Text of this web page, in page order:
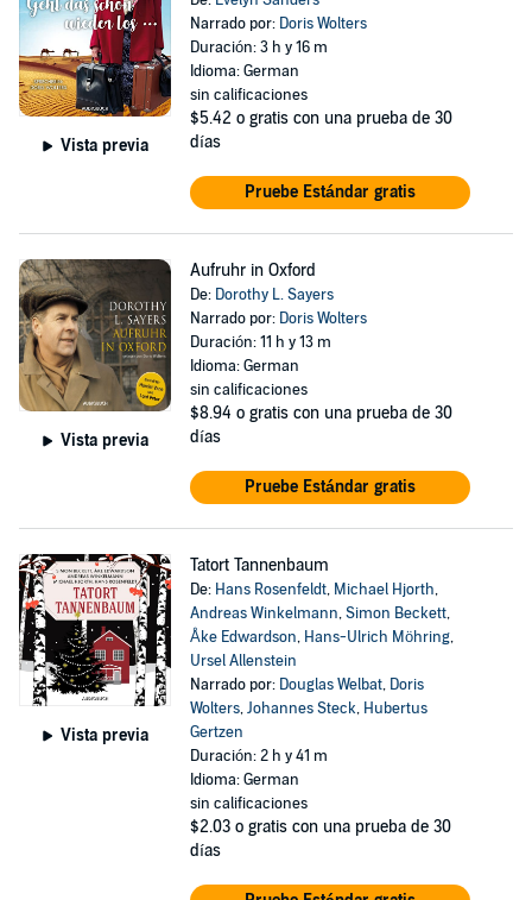
Vista previa
Narrado por: Doris Wolters
Duración: 3 h y 16 m
Idioma: German
sin calificaciones
$5.42 o gratis con una prueba de 30
días
Pruebe Estándar gratis
Vista previa
Aufruhr in Oxford
De: Dorothy L. Sayers
Narrado por: Doris Wolters
Duración: 11 h y 13 m
Idioma: German
sin calificaciones
$8.94 o gratis con una prueba de 30
días
Pruebe Estándar gratis
Vista previa
Tatort Tannenbaum
De: Hans Rosenfeldt, Michael Hjorth,
Andreas Winkelmann,Simon Beckett,
Åke Edwardson, Hans-Ulrich Möhring,
Ursel Allenstein
Narrado por: Douglas Welbat, Doris
Wolters,Johannes Steck, Hubertus
Gertzen
Duración: 2 h y 41 m
Idioma: German
sin calificaciones
$2.03 o gratis con una prueba de 30
días